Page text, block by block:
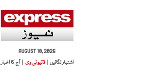
AUGUST 10, 2026
اشتہار لگائیں | لائیو ٹی وی | آج کا اخبار